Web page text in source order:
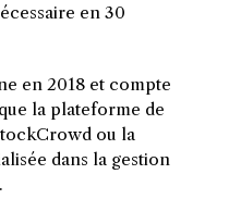
en 30
en 2018 et compte
la plateforme de
ou la
dans la gestion